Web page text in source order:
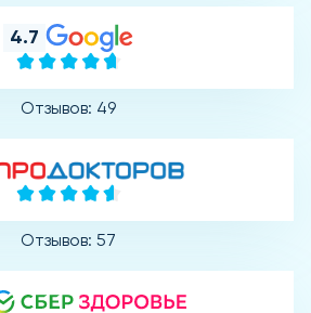
4.7
Отзывов: 49
Отзывов: 57